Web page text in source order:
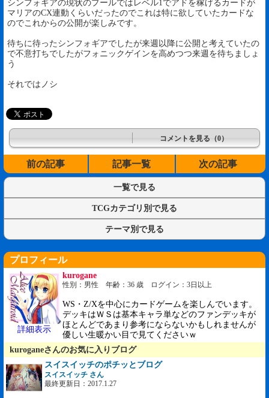
シンフォギアの現状のプールではレベル1でアドを稼げるカードが
マリアのCX連動くらいだったのでこれは特に欲していたカードな
のでこれからの公開が楽しみです。
待ちに待ったシンフォギアでしたが来週以降に公開と考えていたの
で不意打ちでしたがフォニックゲインを高めつつ来週を待ちましょ
う
それではノシ
コメントを見る（0）
前の記事 記事一覧 次の記事
一覧で見る
TCGカテゴリ別で見る
テーマ別で見る
プロフィール
詳細表示
kurogane
性別：男性 年齢：36 歳 ログイン：3日以上
WS・Z/Xを中心にカードゲームを楽しんでいます。
デッキはＷＳは基本キャラ単などのファンデッキが
ほとんどであまり参考にならないかもしれませんが
優しい生暖かい目で見てくださいｗ
kuroganeさんのお気に入りブログ
スイスイッチのポチッとブログ
スイスイッチ さん
最終更新日：2017.1.27